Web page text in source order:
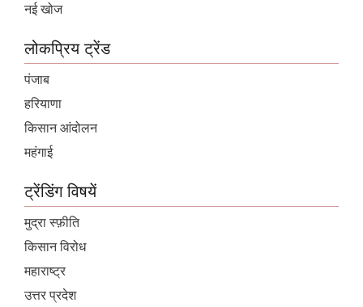
नई खोज
लोकप्रिय ट्रेंड
पंजाब
हरियाणा
किसान आंदोलन
महंगाई
ट्रेंडिंग विषयें
मुद्रा स्फ़ीति
किसान विरोध
महाराष्ट्र
उत्तर प्रदेश